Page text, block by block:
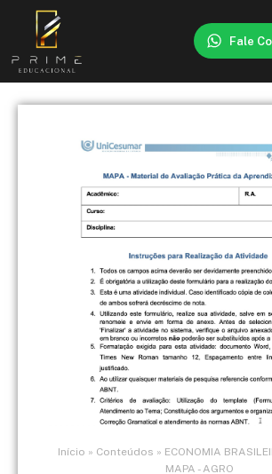
Fale
Início » Conteúdos » ECONOMIA
MAPA - AGRO